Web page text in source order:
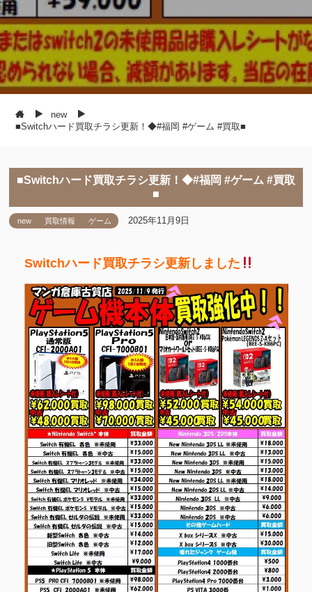
new
■Switchハード買取チラシ更新！◆#福岡 #ゲーム #買取■
■Switchハード買取チラシ更新！◆#福岡 #ゲーム #買取
■
new 買取情報 ゲーム 2025年11月9日
Switchハード買取チラシ更新しました